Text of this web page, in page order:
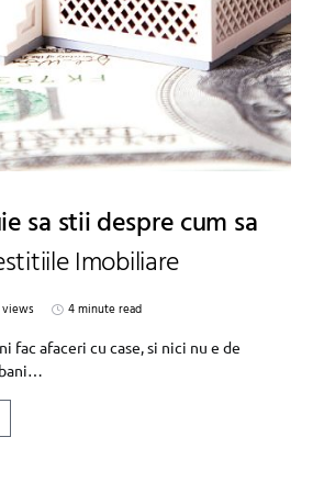
sa stii despre cum sa
Imobiliare
views
4 minute read
fac afaceri cu case, si nici nu e de